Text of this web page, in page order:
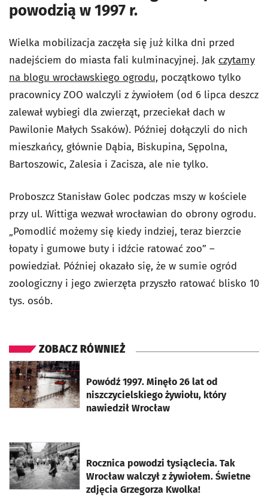
powodzią w 1997 r.
Wielka mobilizacja zaczęła się już kilka dni przed
nadejściem do miasta fali kulminacyjnej. Jak czytamy
na blogu wrocławskiego ogrodu, początkowo tylko
pracownicy ZOO walczyli z żywiołem (od 6 lipca deszcz
zalewał wybiegi dla zwierząt, przeciekał dach w
Pawilonie Małych Ssaków). Później dołączyli do nich
mieszkańcy, głównie Dąbia, Biskupina, Sępolna,
Bartoszowic, Zalesia i Zacisza, ale nie tylko.
Proboszcz Stanisław Golec podczas mszy w kościele
przy ul. Wittiga wezwał wrocławian do obrony ogrodu.
„Pomodlić możemy się kiedy indziej, teraz bierzcie
łopaty i gumowe buty i idźcie ratować zoo” –
powiedział. Później okazało się, że w sumie ogród
zoologiczny i jego zwierzęta przyszło ratować blisko 10
tys. osób.
ZOBACZ RÓWNIEŻ
Powódź 1997. Minęło 26 lat od
niszczycielskiego żywiołu, który
nawiedził Wrocław
otworzy się w nowej karcie
Rocznica powodzi tysiąclecia. Tak
Wrocław walczył z żywiołem. Świetne
zdjęcia Grzegorza Kwolka!
otworzy się w nowej karcie